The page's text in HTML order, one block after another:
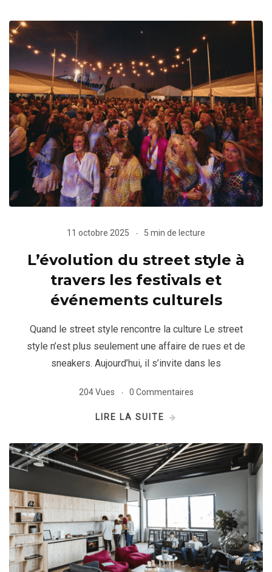
11 octobre 2025 5 min de lecture
L’évolution du street style à
travers les festivals et
événements culturels
Quand le street style rencontre la culture Le street
style n’est plus seulement une affaire de rues et de
sneakers. Aujourd’hui, il s’invite dans les
204 Vues 0 Commentaires
LIRE LA SUITE